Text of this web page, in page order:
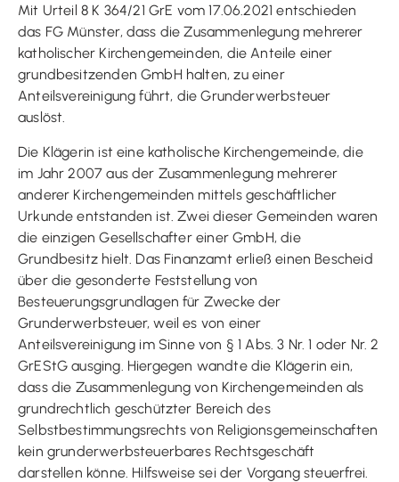
Mit Urteil 8 K 364/21 GrE vom 17.06.2021 entschieden
das FG Münster, dass die Zusammenlegung mehrerer
katholischer Kirchengemeinden, die Anteile einer
grundbesitzenden GmbH halten, zu einer
Anteilsvereinigung führt, die Grunderwerbsteuer
auslöst.
Die Klägerin ist eine katholische Kirchengemeinde, die
im Jahr 2007 aus der Zusammenlegung mehrerer
anderer Kirchengemeinden mittels geschäftlicher
Urkunde entstanden ist. Zwei dieser Gemeinden waren
die einzigen Gesellschafter einer GmbH, die
Grundbesitz hielt. Das Finanzamt erließ einen Bescheid
über die gesonderte Feststellung von
Besteuerungsgrundlagen für Zwecke der
Grunderwerbsteuer, weil es von einer
Anteilsvereinigung im Sinne von § 1 Abs. 3 Nr. 1 oder Nr. 2
GrEStG ausging. Hiergegen wandte die Klägerin ein,
dass die Zusammenlegung von Kirchengemeinden als
grundrechtlich geschützter Bereich des
Selbstbestimmungsrechts von Religionsgemeinschaften
kein grunderwerbsteuerbares Rechtsgeschäft
darstellen könne. Hilfsweise sei der Vorgang steuerfrei.